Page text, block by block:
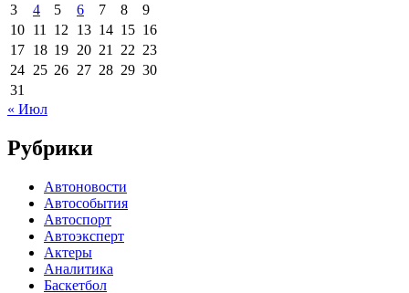
3
4 5 6 7 8
9
10 11 12 13 14 15 16
17 18 19 20 21 22 23
24 25 26 27 28 29 30
31
« Июл
Рубрики
Автоновости
Автособытия
Автоспорт
Автоэксперт
Актеры
Аналитика
Баскетбол